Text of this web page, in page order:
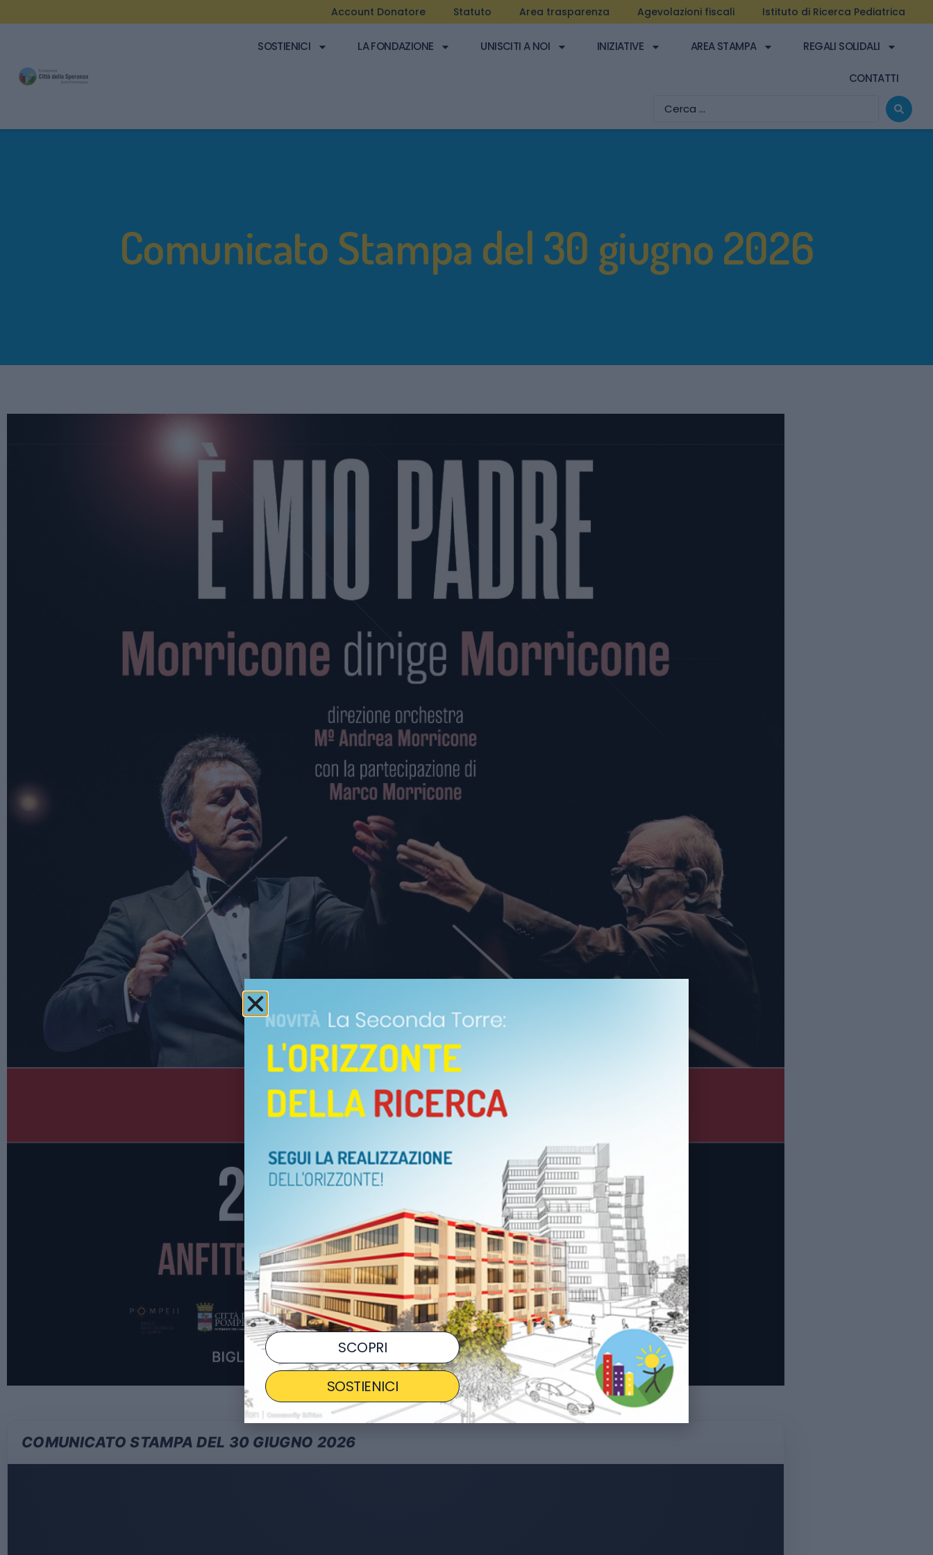
Account Donatore Statuto Area trasparenza Agevolazioni fiscali Istituto di Ricerca Pediatrica
SOSTIENICI LA FONDAZIONE UNISCITI A NOI INIZIATIVE AREA STAMPA REGALI SOLIDALI
CONTATTI
Comunicato Stampa del 30 giugno 2026
COMUNICATO STAMPA DEL 30 GIUGNO 2026
SCOPRI
SOSTIENICI